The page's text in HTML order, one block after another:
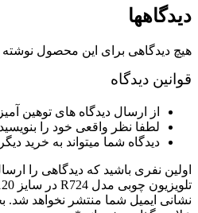
دیدگاهها
هیچ دیدگاهی برای این محصول
قوانین دیدگاه
از ارسال دیدگاه های توهین
لطفا نظر واقعی خود را بنویسید
دیدگاه شما میتواند به خرید
اولین نفری باشید که دیدگاهی را
تلویزیون چوبی مدل R724 در سایز 120 سانت در رنگ انتیک کاج”
نشانی ایمیل شما منتشر نخواهد شد.